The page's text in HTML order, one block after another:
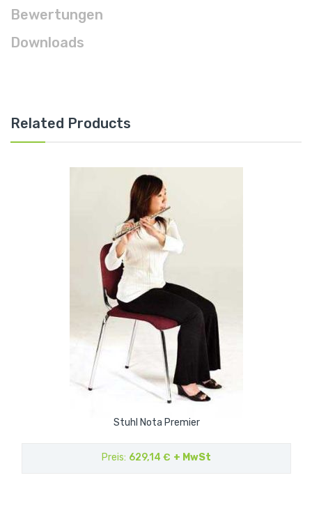
Bewertungen
Downloads
Related Products
Stuhl Nota Premier
Preis 629,14 € + MwSt